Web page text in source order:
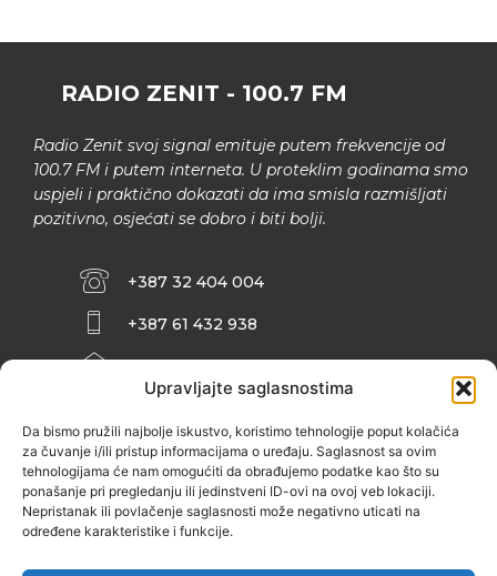
Upravljajte saglasnostima
Da bismo pružili najbolje iskustvo, koristimo tehnologije poput kolačića
za čuvanje i/ili pristup informacijama o uređaju. Saglasnost sa ovim
tehnologijama će nam omogućiti da obrađujemo podatke kao što su
ponašanje pri pregledanju ili jedinstveni ID-ovi na ovoj veb lokaciji.
Nepristanak ili povlačenje saglasnosti može negativno uticati na
određene karakteristike i funkcije.
RADIO ZENIT - 100.7 FM
Radio Zenit svoj signal emituje putem frekvencije od
100.7 FM i putem interneta. U proteklim godinama smo
uspjeli i praktično dokazati da ima smisla razmišljati
pozitivno, osjećati se dobro i biti bolji.
+387 32 404 004
+387 61 432 938
INFO@ZENIT.BA
ZENIČANKA, 3. SPRAT), 72000 ZENICA